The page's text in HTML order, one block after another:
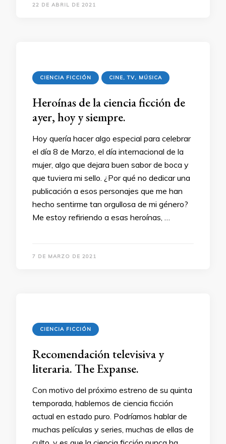
22 DE ABRIL DE 2021
CIENCIA FICCIÓN CINE, TV, MÚSICA
Heroínas de la ciencia ficción de
ayer, hoy y siempre.
Hoy quería hacer algo especial para celebrar
el día 8 de Marzo, el día internacional de la
mujer, algo que dejara buen sabor de boca y
que tuviera mi sello. ¿Por qué no dedicar una
publicación a esos personajes que me han
hecho sentirme tan orgullosa de mi género?
Me estoy refiriendo a esas heroínas, …
7 DE MARZO DE 2021
CIENCIA FICCIÓN
Recomendación televisiva y
literaria. The Expanse.
Con motivo del próximo estreno de su quinta
temporada, hablemos de ciencia ficción
actual en estado puro. Podríamos hablar de
muchas películas y series, muchas de ellas de